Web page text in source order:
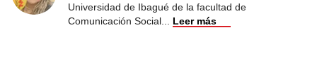
Universidad de Ibagué de la facultad de
Comunicación Social
Leer más